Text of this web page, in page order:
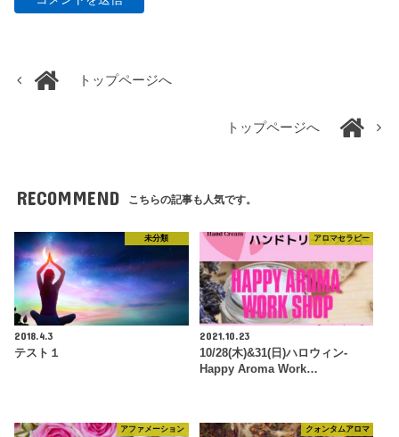
トップページへ
トップページへ
RECOMMEND こちらの記事も人気です。
未分類
2018.4.3
テスト１
アロマセラピー
2021.10.23
10/28(木)&31(日)ハロウィン-
Happy Aroma Work…
アファメーション クォンタムアロマ